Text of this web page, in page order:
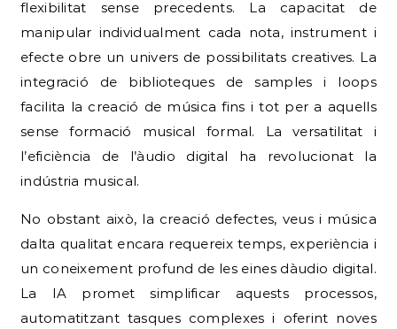
flexibilitat sense precedents. La capacitat de
manipular individualment cada nota, instrument i
efecte obre un univers de possibilitats creatives. La
integració de biblioteques de samples i loops
facilita la creació de música fins i tot per a aquells
sense formació musical formal. La versatilitat i
l’eficiència de l’àudio digital ha revolucionat la
indústria musical.
No obstant això, la creació defectes, veus i música
dalta qualitat encara requereix temps, experiència i
un coneixement profund de les eines dàudio digital.
La IA promet simplificar aquests processos,
automatitzant tasques complexes i oferint noves